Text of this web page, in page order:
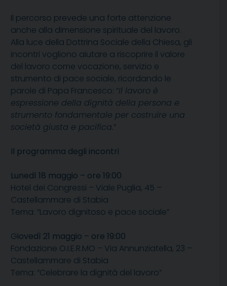
Il percorso prevede una forte attenzione
anche alla dimensione spirituale del lavoro.
Alla luce della Dottrina Sociale della Chiesa, gli
incontri vogliono aiutare a riscoprire il valore
del lavoro come vocazione, servizio e
strumento di pace sociale, ricordando le
parole di Papa Francesco: “Il lavoro è
espressione della dignità della persona e
strumento fondamentale per costruire una
società giusta e pacifica.”
Il programma degli incontri
Lunedì 18 maggio – ore 19:00
Hotel dei Congressi – Viale Puglia, 45 –
Castellammare di Stabia
Tema: “Lavoro dignitoso e pace sociale”
Giovedì 21 maggio – ore 19:00
Fondazione O.I.E.R.MO – Via Annunziatella, 23 –
Castellammare di Stabia
Tema: “Celebrare la dignità del lavoro”